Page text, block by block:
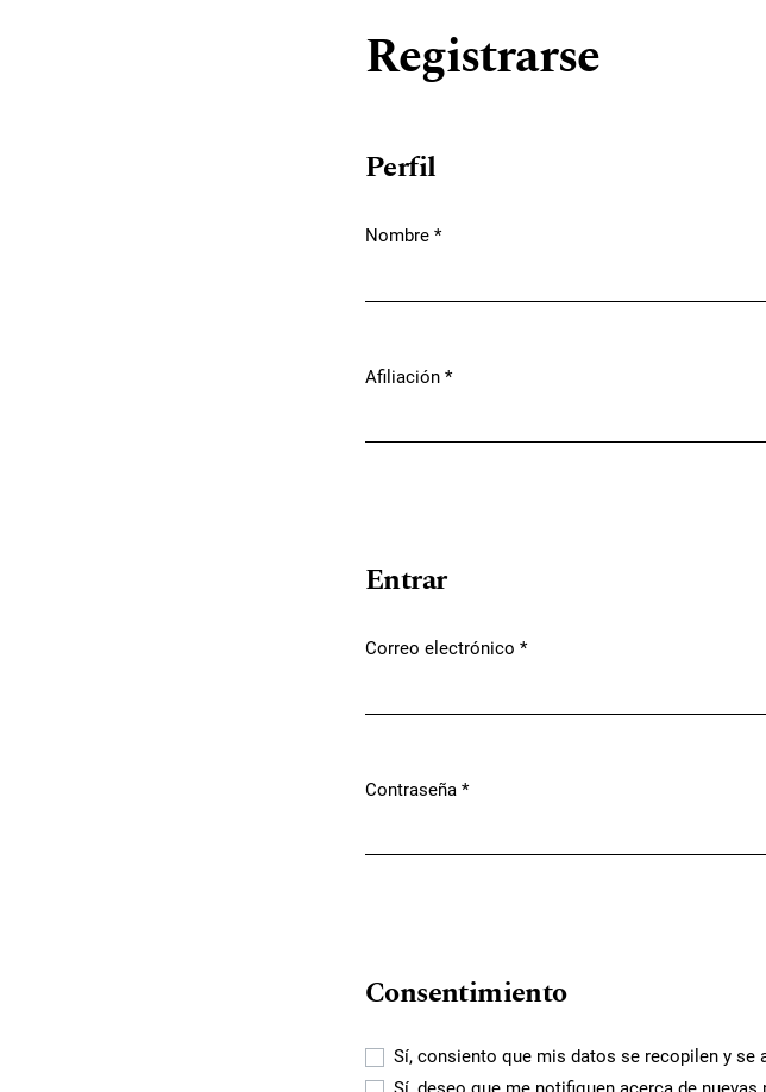
Registrarse
Perfil
Nombre *
Afiliación *
Entrar
Correo electrónico *
Contraseña *
Consentimiento
Sí, consiento que mis datos se recopilen y se